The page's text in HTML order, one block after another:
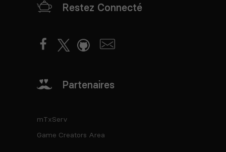
Restez Connecté
Partenaires
mTxServ
Game Creators Area